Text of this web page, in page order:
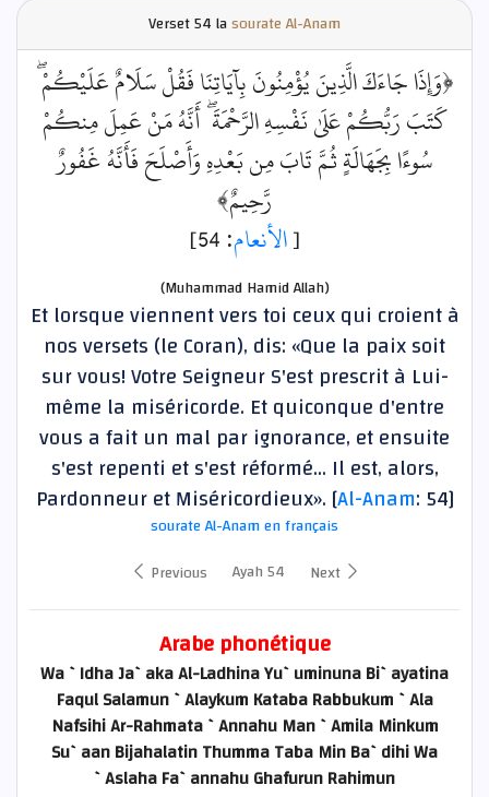
Verset54 lasourate Al-Anam
﴿وَإِذَا جَاءَكَ الَّذِينَ يُؤْمِنُونَ بِآيَاتِنَا فَقُلْ سَلَامٌ عَلَيْكُمْ ۖ
كَتَبَ رَبُّكُمْ عَلَىٰ نَفْسِهِ الرَّحْمَةَ ۖ أَنَّهُ مَنْ عَمِلَ مِنكُمْ
سُوءًا بِجَهَالَةٍ ثُمَّ تَابَ مِن بَعْدِهِ وَأَصْلَحَ فَأَنَّهُ غَفُورٌ
رَّحِيمٌ﴾
[الأنعام: 54]
(Muhammad Hamid Allah)
Et lorsque viennent vers toi ceux qui croient à
nos versets (le Coran), dis: «Que la paix soit
sur vous! Votre Seigneur S'est prescrit à Lui-
même la miséricorde. Et quiconque d'entre
vous a fait un mal par ignorance, et ensuite
s'est repenti et s'est réformé... Il est, alors,
Pardonneur et Miséricordieux». [Al-Anam: 54]
sourate Al-Anam en français
Previous
Ayah 54 Next
Arabe phonétique
Wa `Idha Ja`aka Al-Ladhina Yu`uminuna Bi`ayatina
Faqul Salamun `Alaykum Kataba Rabbukum `Ala
Nafsihi Ar-Rahmata `Annahu Man `Amila Minkum
Su`aan Bijahalatin Thumma Taba Min Ba`dihi Wa
`Aslaha Fa`annahu Ghafurun Rahimun